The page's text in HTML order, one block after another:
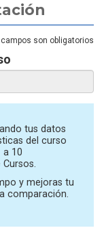
son obligatorios
tus datos
del curso
a 10
y mejoras tu
comparación.